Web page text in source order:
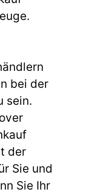
bei der
sein.
der
Sie und
Sie Ihr